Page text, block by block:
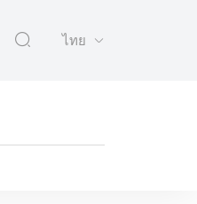
ไทย